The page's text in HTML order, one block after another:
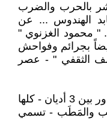
بالحرب والضرب
الهندوس ... عن
" محمود الغزنوي "
بجرائم وفواحش
الثقفي " - عصر
وأكثر الحروب الدينية بالعالم , انما تدور بين 3 أديان - كلها
والمَطَب - تسمي